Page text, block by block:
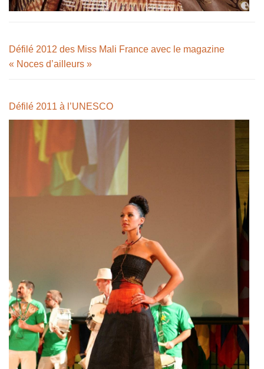
Défilé 2012 des Miss Mali France avec le magazine
« Noces d’ailleurs »
Défilé 2011 à l’UNESCO